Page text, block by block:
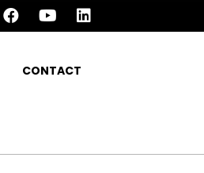
CONTACT